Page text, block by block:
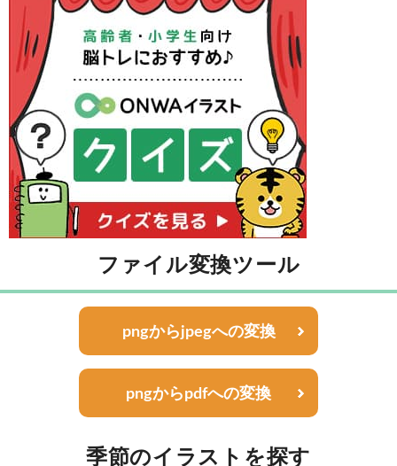
ファイル変換ツール
pngからjpegへの変換
pngからpdfへの変換
季節のイラストを探す